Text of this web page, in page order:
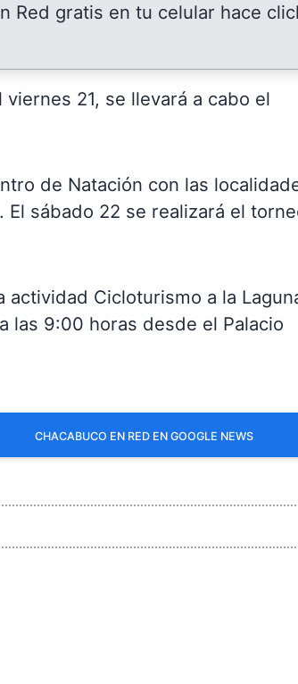
Red gratis en tu celular hace
21, se llevará a cabo el
de Natación con las
sábado 22 se realizará el
actividad Cicloturismo a la
las 9:00 horas desde el Palacio
CHACABUCO EN RED EN GOOGLE NEWS